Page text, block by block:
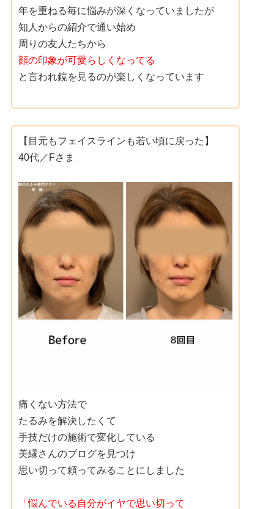
年を重ねる毎に悩みが深くなっていましたが
知人からの紹介で通い始め
周りの友人たちから
顔の印象が可愛らしくなってる
と言われ鏡を見るのが楽しくなっています
【目元もフェイスラインも若い頃に戻った】
40代／Fさま
痛くない方法で
たるみを解決したくて
手技だけの施術で変化している
美縁さんのブログを見つけ
思い切って頼ってみることにしました
「悩んでいる自分がイヤで思い切って